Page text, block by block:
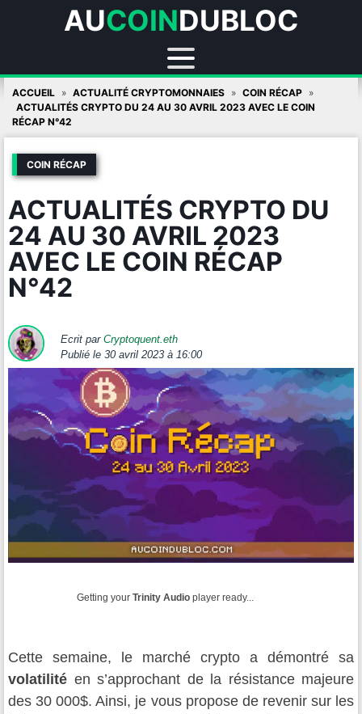
AUCOINDUBLOC
Skip
content
ACCUEIL ACTUALITÉ CRYPTOMONNAIES
COIN RÉCAP
ACTUALITÉS CRYPTO DU 24 AU 30 AVRIL 2023 AVEC LE COIN
RÉCAP N°42
COIN RÉCAP
ACTUALITÉS CRYPTO DU
24 AU 30 AVRIL 2023
AVEC LE COIN RÉCAP
N°42
Ecrit par Cryptoquent.eth
Publié le 30 avril 2023 à 16:00
Getting your Trinity Audio player ready...
Cette semaine, le marché crypto a démontré sa
volatilité en s’approchant de la résistance majeure
des 30 000$. Ainsi, je vous propose de revenir sur les